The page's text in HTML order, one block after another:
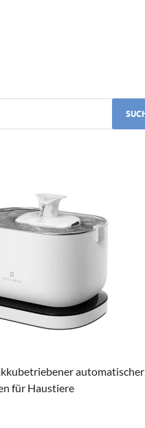
automatischer
für Haustiere